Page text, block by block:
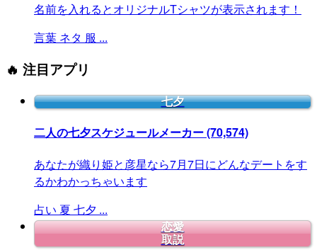
名前を入れるとオリジナルTシャツが表示されます！
言葉 ネタ 服 ...
🔥 注目アプリ
七夕
二人の七夕スケジュールメーカー(70,574)
あなたが織り姫と彦星なら7月7日にどんなデートをす
るかわかっちゃいます
占い 夏 七夕 ...
恋愛
取説